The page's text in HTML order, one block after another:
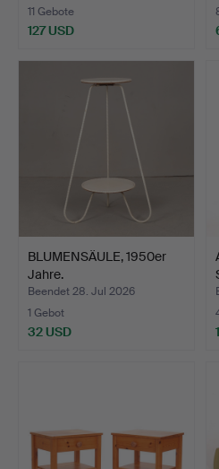
11 Gebote
127 USD
BLUMENSÄULE, 1950er
Jahre.
Beendet 28. Jul 2026
1 Gebot
32 USD